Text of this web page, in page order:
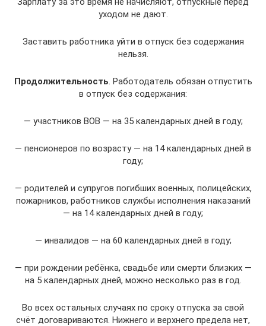
уходом не дают.
Заставить работника уйти в отпуск без содержания
нельзя.
Продолжительность . Работодатель обязан отпустить
в отпуск без содержания:
— участников ВОВ — на 35 календарных дней в году;
— пенсионеров по возрасту — на 14 календарных дней в
году;
— родителей и супругов погибших военных, полицейских,
пожарников, работников службы исполнения наказаний
— на 14 календарных дней в году;
— инвалидов — на 60 календарных дней в году;
— при рождении ребёнка, свадьбе или смерти близких —
на 5 календарных дней, можно несколько раз в год.
Во всех остальных случаях по сроку отпуска за свой
счёт договариваются. Нижнего и верхнего предела нет,